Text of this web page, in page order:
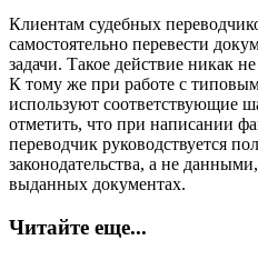
Клиентам судебных
самостоятельно перевести
задачи. Такое действие никак
К тому же при работе с
используют соответствующие
отметить, что при написании
переводчик руководствуется
законодательства, а не
выданных документах.
Читайте еще...